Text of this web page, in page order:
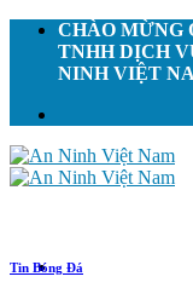
Skip
content
CHÀO MỪNG
TNHH DỊCH
NINH VIỆT
Tin Bóng Đá